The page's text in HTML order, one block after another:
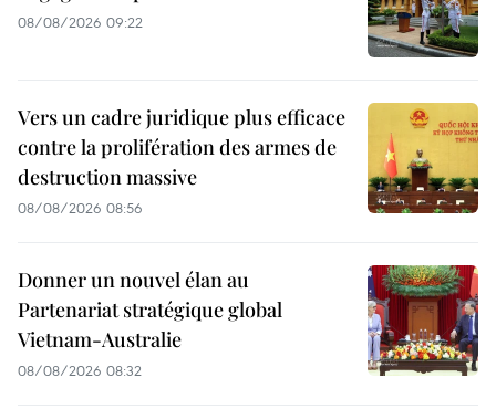
08/08/2026 09:22
Vers un cadre juridique plus efficace
contre la prolifération des armes de
destruction massive
08/08/2026 08:56
Donner un nouvel élan au
Partenariat stratégique global
Vietnam-Australie
08/08/2026 08:32